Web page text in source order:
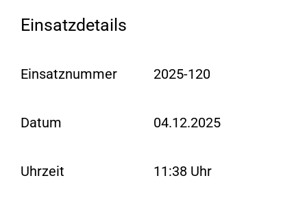
Einsatzdetails
Einsatznummer 2025-120
Datum 04.12.2025
Uhrzeit 11:38 Uhr